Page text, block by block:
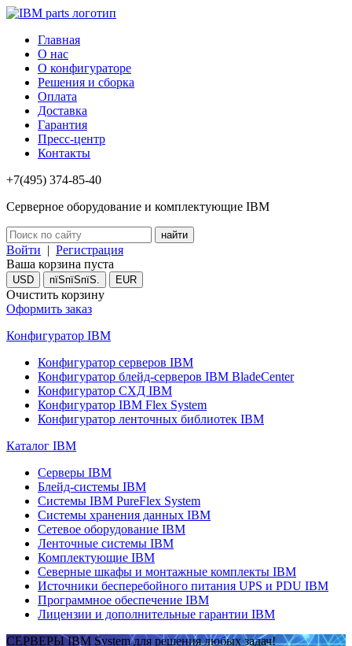
Главная
О нас
О конфигураторе
Решения и сборка
Оплата
Доставка
Гарантия
Пресс-центр
Контакты
+7(495) 374-85-40
Серверное оборудование и комплектующие IBM
Войти | Регистрация
Ваша корзина пуста
USD пїЅпїЅпїЅ. EUR
Очистить корзину
Оформить заказ
Конфигуратор IBM
Конфигуратор серверов IBM
Конфигуратор блейд-серверов IBM BladeCenter
Конфигуратор СХД IBM
Конфигуратор IBM Flex System
Конфигуратор ленточных библиотек IBM
Каталог IBM
Серверы IBM
Блейд-системы IBM
Системы IBM PureFlex System
Системы хранения данных IBM
Сетевое оборудование IBM
Ленточные системы IBM
Комплектующие IBM
Северные шкафы и монтажные комплекты IBM
Источники бесперебойного питания UPS и PDU IBM
Программное обеспечение IBM
Лицензии и дополнительные гарантии IBM
СЕРВЕРЫ IBM System для решения любых задач!